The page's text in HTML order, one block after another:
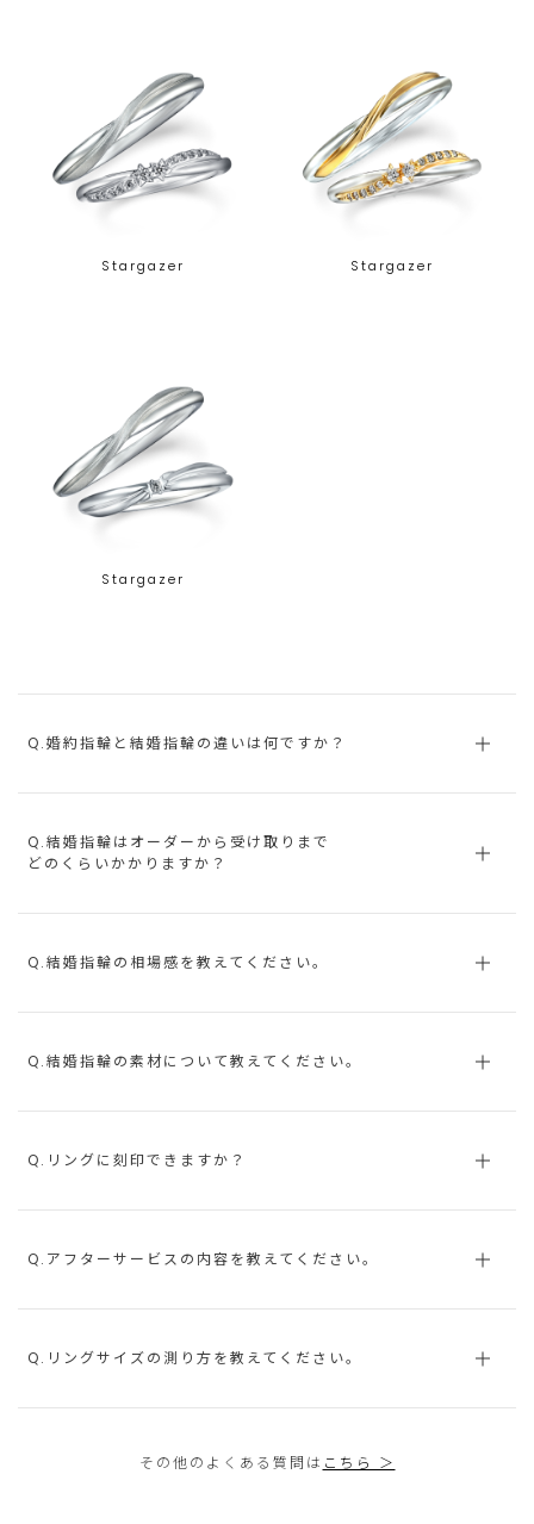
Stargazer Stargazer
Stargazer
Q.婚約指輪と結婚指輪の違いは何ですか？
Q.結婚指輪はオーダーから受け取りまで
どのくらいかかりますか？
Q.結婚指輪の相場感を教えてください。
Q.結婚指輪の素材について教えてください。
Q.リングに刻印できますか？
Q.アフターサービスの内容を教えてください。
Q.リングサイズの測り方を教えてください。
その他のよくある質問は こちら ＞